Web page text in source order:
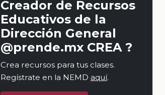
Creador de Recursos
Educativos de la
Dirección General
@prende.mx CREA ?
Crea recursos para tus clases.
Regístrate en la NEMD aquí.